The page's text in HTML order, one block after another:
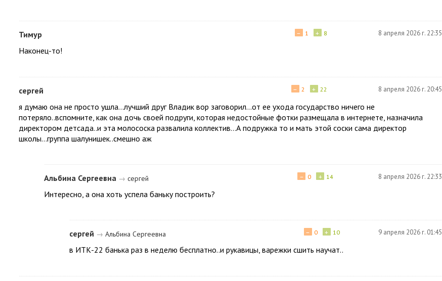
Тимур + 8
− 1 8 апреля 2026 г. 22:35
Наконец-то!
сергей + 22
− 2 8 апреля 2026 г. 20:45
я думаю она не просто ушла...лучший друг Владик вор заговорил...от ее ухода государство ничего не
потеряло..вспомните, как она дочь своей подруги, которая недостойные фотки размещала в интернете, назначила
директором детсада..и эта молососка развалила коллектив...А подружка то и мать этой соски сама директор
школы...группа шалунишек..смешно аж
Альбина Сергеевна → сергей + 14
− 0 8 апреля 2026 г. 22:33
Интересно, а она хоть успела баньку построить?
сергей → Альбина Сергеевна + 10
− 0 9 апреля 2026 г. 01:45
в ИТК-22 банька раз в неделю бесплатно..и рукавицы, варежки сшить научат..